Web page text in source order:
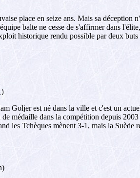
place en seize ans. Mais sa
balte ne cesse de s'affirmer dans
historique rendu possible par deux
Goljer est né dans la ville et c'est un
médaille dans la compétition depuis
les Tchèques mènent 3-1, mais la Suède